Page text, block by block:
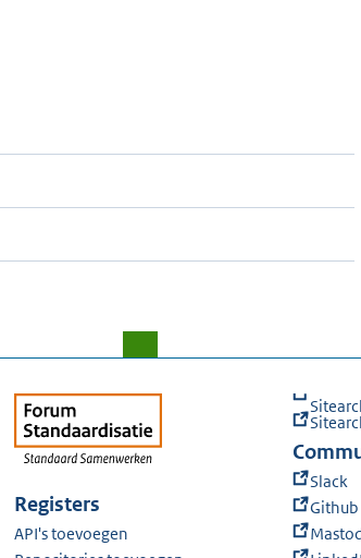
Registers
API's toevoegen
Slack
Github